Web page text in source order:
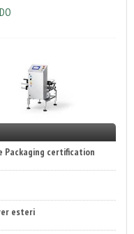
Packaging certification
esteri